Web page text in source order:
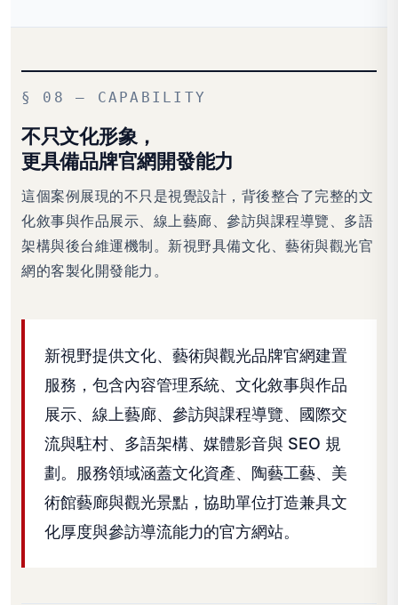
§ 08 — CAPABILITY
不只文化形象，
更具備品牌官網開發能力
這個案例展現的不只是視覺設計，背後整合了完整的文
化敘事與作品展示、線上藝廊、參訪與課程導覽、多語
架構與後台維運機制。新視野具備文化、藝術與觀光官
網的客製化開發能力。
新視野提供文化、藝術與觀光品牌官網建置
服務，包含內容管理系統、文化敘事與作品
展示、線上藝廊、參訪與課程導覽、國際交
流與駐村、多語架構、媒體影音與 SEO 規
劃。服務領域涵蓋文化資產、陶藝工藝、美
術館藝廊與觀光景點，協助單位打造兼具文
化厚度與參訪導流能力的官方網站。